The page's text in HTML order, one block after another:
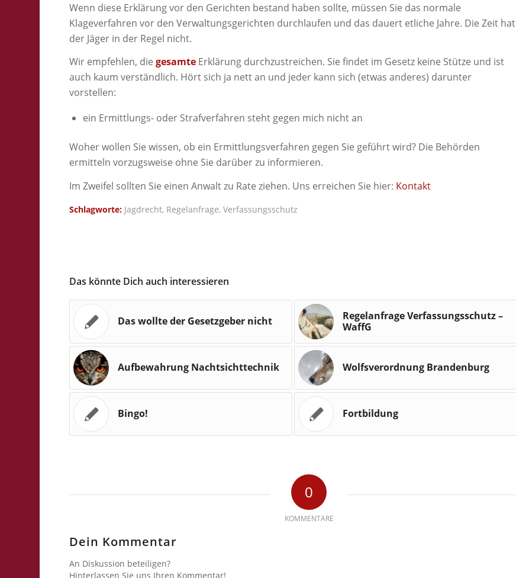
Wenn diese Erklärung vor den Gerichten bestand haben sollte, müssen Sie das normale
Klageverfahren vor den Verwaltungsgerichten durchlaufen und das dauert etliche Jahre. Die Zeit hat
der Jäger in der Regel nicht.
Wir empfehlen, diegesamte Erklärung durchzustreichen. Sie findet im Gesetz keine Stütze und ist
auch kaum verständlich. Hört sich ja nett an und jeder kann sich (etwas anderes) darunter
vorstellen:
ein Ermittlungs- oder Strafverfahren steht gegen mich nicht an
Woher wollen Sie wissen, ob ein Ermittlungsverfahren gegen Sie geführt wird? Die Behörden
ermitteln vorzugsweise ohne Sie darüber zu informieren.
Im Zweifel sollten Sie einen Anwalt zu Rate ziehen. Uns erreichen Sie hier: Kontakt
Schlagworte: Jagdrecht, Regelanfrage,Verfassungsschutz
Das könnte Dich auch interessieren
Das wollte der Gesetzgeber nicht
Regelanfrage Verfassungsschutz –
WaffG
Aufbewahrung Nachtsichttechnik Wolfsverordnung Brandenburg
Bingo! Fortbildung
0
KOMMENTARE
Dein Kommentar
An Diskussion beteiligen?
Hinterlassen Sie uns Ihren Kommentar!